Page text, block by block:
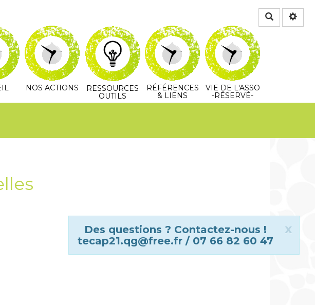
Rechercher
x
Des questions ? Contactez-nous !
tecap21.qg@free.fr / 07 66 82 60 47
NOS ACTIONS
RESSOURCES
OUTILS
RÉFÉRENCES
& LIENS
VIE DE L'ASSO
-RÉSERVÉ-